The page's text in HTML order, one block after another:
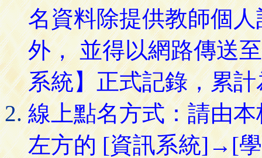
名資料除提供教師個
外， 並得以網路傳送
系統】正式記錄，累
線上點名方式：請由
左方的 [資訊系統]→[